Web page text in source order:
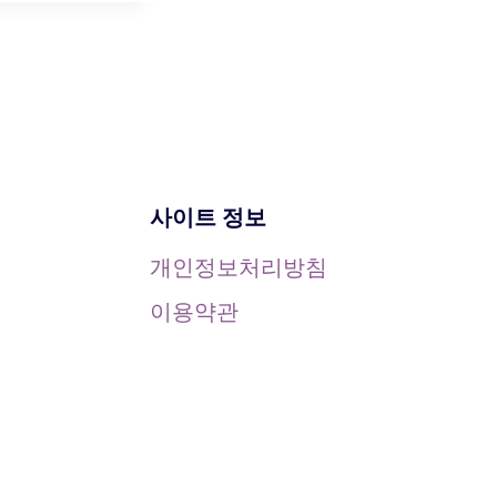
사이트 정보
개인정보처리방침
이용약관